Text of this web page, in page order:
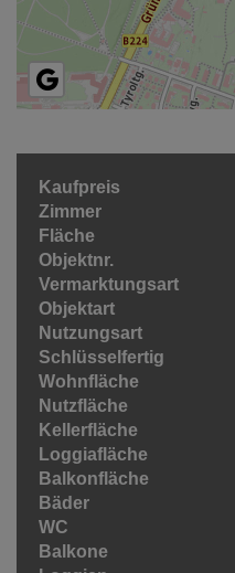
Kaufpreis
Zimmer
Fläche
Objektnr.
Vermarktungsart
Objektart
Nutzungsart
Schlüsselfertig
Wohnfläche
Nutzfläche
Kellerfläche
Loggiafläche
Balkonfläche
Bäder
WC
Balkone